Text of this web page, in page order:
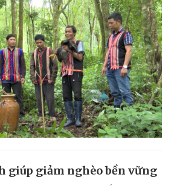
giúp giảm nghèo bền vững